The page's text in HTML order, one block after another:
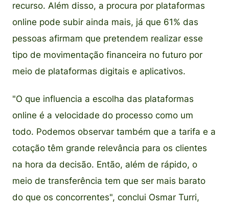
recurso. Além disso, a procura por plataformas
online pode subir ainda mais, já que 61% das
pessoas afirmam que pretendem realizar esse
tipo de movimentação financeira no futuro por
meio de plataformas digitais e aplicativos.
"O que influencia a escolha das plataformas
online é a velocidade do processo como um
todo. Podemos observar também que a tarifa e a
cotação têm grande relevância para os clientes
na hora da decisão. Então, além de rápido, o
meio de transferência tem que ser mais barato
do que os concorrentes", conclui Osmar Turri,